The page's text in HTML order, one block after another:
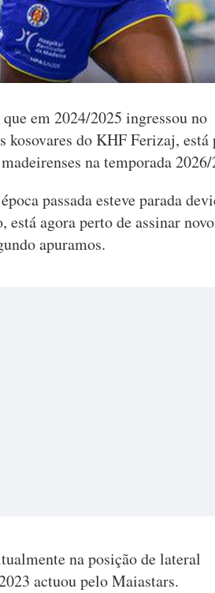
em 2024/2025 ingressou no
do KHF Ferizaj, está
na temporada
passada esteve parada
está agora perto de assinar novo
apuramos.
na posição de lateral
actuou pelo Maiastars.